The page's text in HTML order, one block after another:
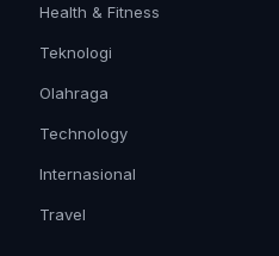
Health & Fitness
Teknologi
Olahraga
Technology
Internasional
Travel